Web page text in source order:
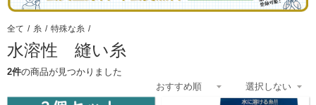
全て / 糸 / 特殊な糸 /
水溶性 縫い糸
2件の商品が見つかりました